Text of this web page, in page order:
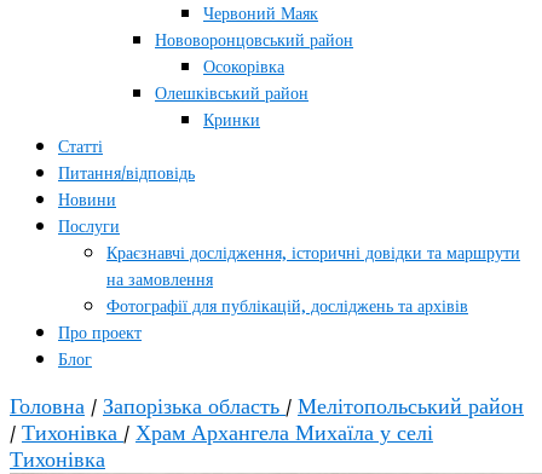
Червоний Маяк
Нововоронцовський район
Осокорівка
Олешківський район
Кринки
Статті
Питання/відповідь
Новини
Послуги
Краєзнавчі дослідження, історичні довідки та маршрути
на замовлення
Фотографії для публікацій, досліджень та архівів
Про проект
Блог
Головна / Запорізька область / Мелітопольський район
/ Тихонівка / Храм Архангела Михаїла у селі
Тихонівка